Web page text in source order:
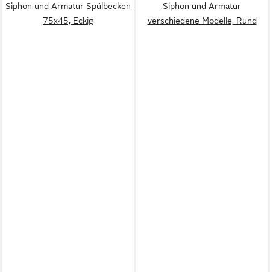
Siphon und Armatur Spülbecken
75x45, Eckig
Siphon und Armatur
verschiedene Modelle, Rund